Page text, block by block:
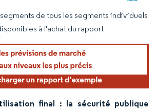
La réutilisation nécessite une attribution sous CC BY
de tous les segments individuels
à l'achat du rapport
final : la sécurité publique